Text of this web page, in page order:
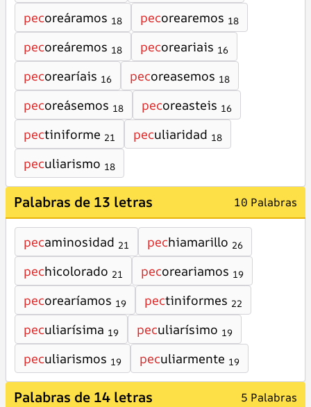
pecoreáramos 18 pecorearemos 18
pecoreáremos 18 pecoreariais 16
pecorearíais 16 pecoreasemos 18
pecoreásemos 18 pecoreasteis 16
pectiniforme 21 peculiaridad 18
peculiarismo 18
Palabras de 13 letras 10 Palabras
pecaminosidad 21 pechiamarillo 26
pechicolorado 21 pecoreariamos 19
pecorearíamos 19 pectiniformes 22
peculiarísima 19 peculiarísimo 19
peculiarismos 19 peculiarmente 19
Palabras de 14 letras 5 Palabras